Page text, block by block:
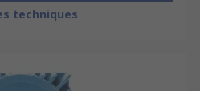
techniques